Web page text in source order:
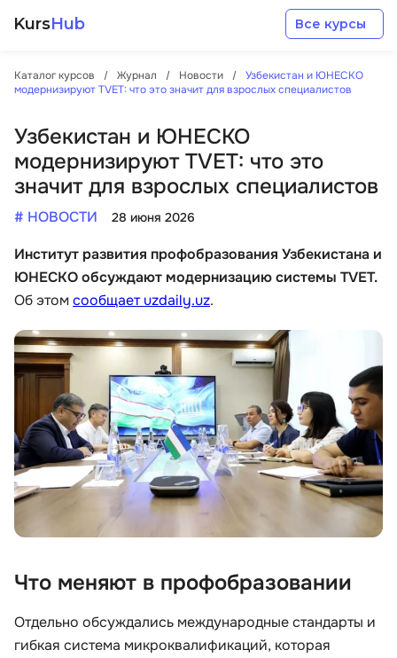
KursHub Все курсы
Каталог курсов Журнал Новости
Узбекистан и ЮНЕСКО
модернизируют TVET: что это значит для взрослых специалистов
Узбекистан и ЮНЕСКО
модернизируют TVET: что это
значит для взрослых специалистов
# НОВОСТИ 28 июня 2026
Институт развития профобразования Узбекистана и
ЮНЕСКО обсуждают модернизацию системы TVET.
Об этомсообщает uzdaily.uz.
Что меняют в профобразовании
Отдельно обсуждались международные стандарты и
гибкая система микроквалификаций, которая
Разработка
Дизайн
Аналитика
Менеджмент
Иностранные языки
Soft Skills
ДПО
Детям
Акции и промокоды